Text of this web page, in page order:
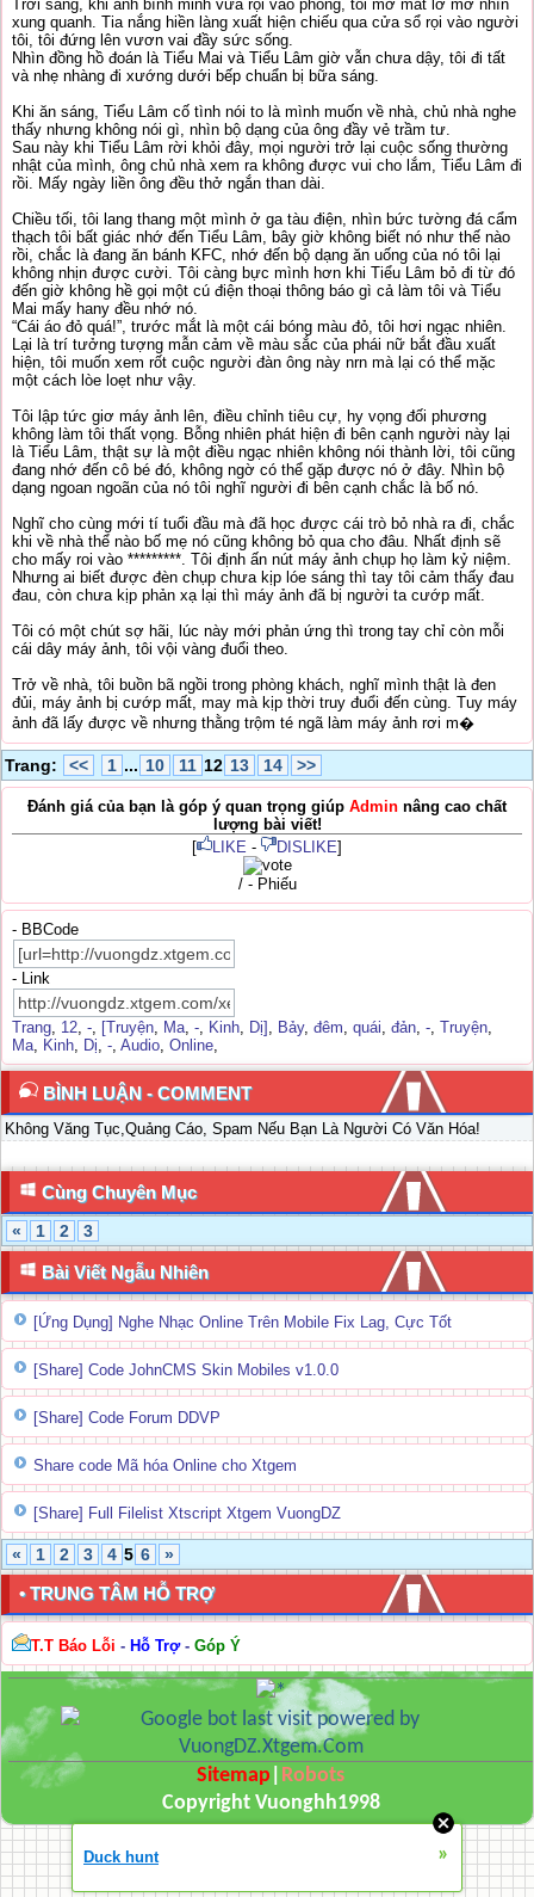
Trời sáng, khi ánh bình minh vừa rọi vào phòng, tôi mở mắt lơ mơ nhìn
xung quanh. Tia nắng hiền làng xuất hiện chiếu qua cửa sổ rọi vào người
tôi, tôi đứng lên vươn vai đầy sức sống.
Nhìn đồng hồ đoán là Tiểu Mai và Tiểu Lâm giờ vẫn chưa dậy, tôi đi tất
và nhẹ nhàng đi xướng dưới bếp chuẩn bị bữa sáng.
Khi ăn sáng, Tiểu Lâm cố tình nói to là mình muốn về nhà, chủ nhà nghe
thấy nhưng không nói gì, nhìn bộ dạng của ông đầy vẻ trầm tư.
Sau này khi Tiểu Lâm rời khỏi đây, mọi người trở lại cuộc sống thường
nhật của mình, ông chủ nhà xem ra không được vui cho lắm, Tiểu Lâm đi
rồi. Mấy ngày liền ông đều thở ngắn than dài.
Chiều tối, tôi lang thang một mình ở ga tàu điện, nhìn bức tường đá cẩm
thạch tôi bất giác nhớ đến Tiểu Lâm, bây giờ không biết nó như thế nào
rồi, chắc là đang ăn bánh KFC, nhớ đến bộ dạng ăn uống của nó tôi lại
không nhịn được cười. Tôi càng bực mình hơn khi Tiểu Lâm bỏ đi từ đó
đến giờ không hề gọi một cú điện thoại thông báo gì cả làm tôi và Tiểu
Mai mấy hany đều nhớ nó.
“Cái áo đỏ quá!”, trước mắt là một cái bóng màu đỏ, tôi hơi ngạc nhiên.
Lại là trí tưởng tượng mẫn cảm về màu sắc của phái nữ bắt đầu xuất
hiện, tôi muốn xem rốt cuộc người đàn ông này nrn mà lại có thể mặc
một cách lòe loẹt như vậy.
Tôi lập tức giơ máy ảnh lên, điều chỉnh tiêu cự, hy vọng đối phương
không làm tôi thất vọng. Bỗng nhiên phát hiện đi bên cạnh người này lại
là Tiểu Lâm, thật sự là một điều ngạc nhiên không nói thành lời, tôi cũng
đang nhớ đến cô bé đó, không ngờ có thể gặp được nó ở đây. Nhìn bộ
dạng ngoan ngoãn của nó tôi nghĩ người đi bên cạnh chắc là bố nó.
Nghĩ cho cùng mới tí tuổi đầu mà đã học được cái trò bỏ nhà ra đi, chắc
khi về nhà thể nào bố mẹ nó cũng không bỏ qua cho đâu. Nhất định sẽ
cho mấy roi vào *********. Tôi định ấn nút máy ảnh chụp họ làm kỷ niệm.
Nhưng ai biết được đèn chụp chưa kịp lóe sáng thì tay tôi cảm thấy đau
đau, còn chưa kịp phản xạ lại thì máy ảnh đã bị người ta cướp mất.
Tôi có một chút sợ hãi, lúc này mới phản ứng thì trong tay chỉ còn mỗi
cái dây máy ảnh, tôi vội vàng đuổi theo.
Trở về nhà, tôi buồn bã ngồi trong phòng khách, nghĩ mình thật là đen
đủi, máy ảnh bị cướp mất, may mà kịp thời truy đuổi đến cùng. Tuy máy
ảnh đã lấy được về nhưng thằng trộm té ngã làm máy ảnh rơi m�
Trang: << 1 ... 10 11 12 13 14 >>
Đánh giá của bạn là góp ý quan trọng giúp Admin nâng cao chất
lượng bài viết!
[
LIKE - DISLIKE]
/ - Phiếu
- BBCode
- Link
Trang, 12, -, [Truyện, Ma, -, Kinh, Dị] , Bảy, đêm, quái, đản, -, Truyện,
Ma, Kinh, Dị, -, Audio, Online,
BÌNH LUẬN - COMMENT
Không Văng Tục,Quảng Cáo, Spam Nếu Bạn Là Người Có Văn Hóa!
Cùng Chuyên Mục
« 1 2 3
Bài Viết Ngẫu Nhiên
[Ứng Dụng] Nghe Nhạc Online Trên Mobile Fix Lag, Cực Tốt
[Share] Code JohnCMS Skin Mobiles v1.0.0
[Share] Code Forum DDVP
Share code Mã hóa Online cho Xtgem
[Share] Full Filelist Xtscript Xtgem VuongDZ
« 1 2 3 4 5 6 »
• TRUNG TÂM HỖ TRỢ
T.T Báo Lỗi - Hỗ Trợ- Góp Ý
Sitemap Robots
Copyright Vuonghh1998
Duck hunt »